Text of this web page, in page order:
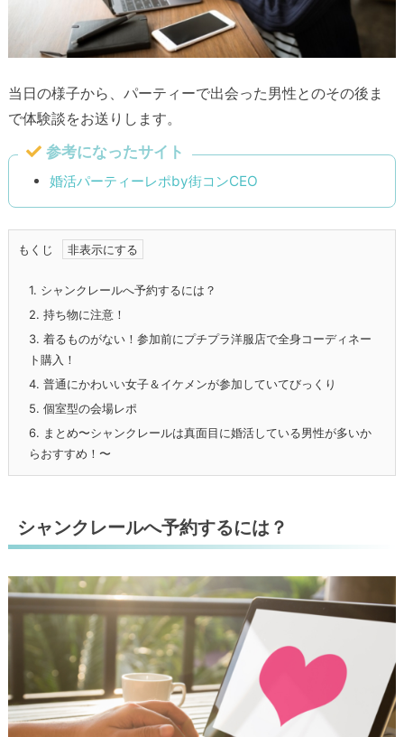
当日の様子から、パーティーで出会った男性とのその後ま
で体験談をお送りします。
参考になったサイト
婚活パーティーレポby街コンCEO
もくじ
1. シャンクレールへ予約するには？
2. 持ち物に注意！
3. 着るものがない！参加前にプチプラ洋服店で全身コーディネー
ト購入！
4. 普通にかわいい女子＆イケメンが参加していてびっくり
5. 個室型の会場レポ
6. まとめ〜シャンクレールは真面目に婚活している男性が多いか
らおすすめ！〜
シャンクレールへ予約するには？